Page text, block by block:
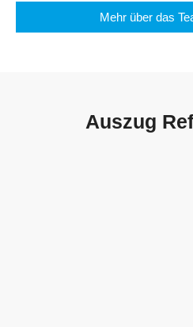
Mehr über das
Auszug